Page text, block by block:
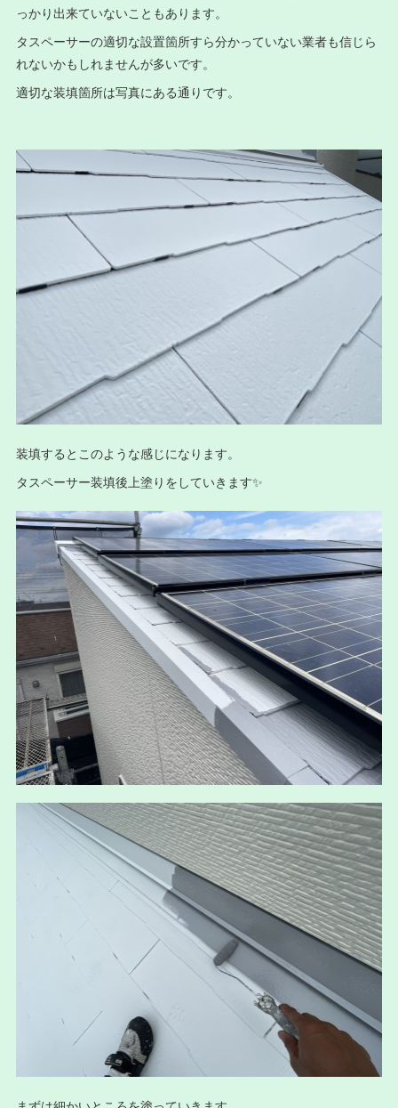
っかり出来ていないこともあります。
タスペーサーの適切な設置箇所すら分かっていない業者も信じら
れないかもしれませんが多いです。
適切な装填箇所は写真にある通りです。
装填するとこのような感じになります。
タスペーサー装填後上塗りをしていきます✨